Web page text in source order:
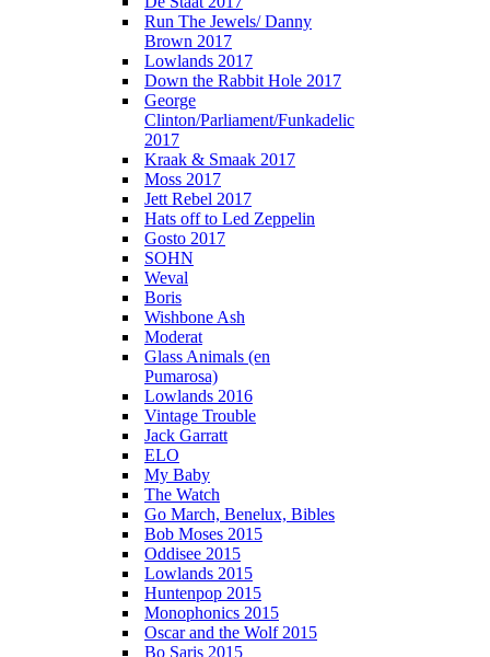
Run The Jewels/ Danny
Brown 2017
Lowlands 2017
Down the Rabbit Hole 2017
George
Clinton/Parliament/Funkadelic
2017
Kraak & Smaak 2017
Moss 2017
Jett Rebel 2017
Hats off to Led Zeppelin
Gosto 2017
SOHN
Weval
Boris
Wishbone Ash
Moderat
Glass Animals (en
Pumarosa)
Lowlands 2016
Vintage Trouble
Jack Garratt
ELO
My Baby
The Watch
Go March, Benelux, Bibles
Bob Moses 2015
Oddisee 2015
Lowlands 2015
Huntenpop 2015
Monophonics 2015
Oscar and the Wolf 2015
Bo Saris 2015